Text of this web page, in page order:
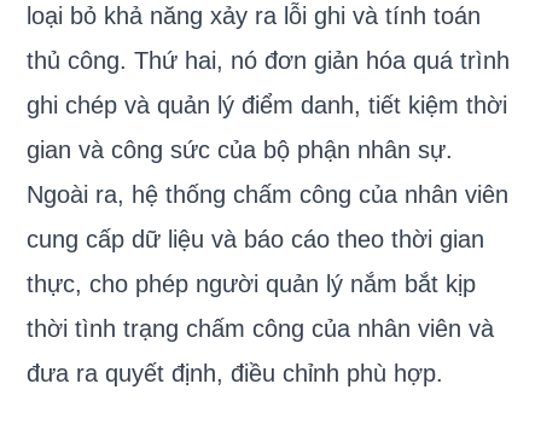
loại bỏ khả năng xảy ra lỗi ghi và tính toán
thủ công. Thứ hai, nó đơn giản hóa quá trình
ghi chép và quản lý điểm danh, tiết kiệm thời
gian và công sức của bộ phận nhân sự.
Ngoài ra, hệ thống chấm công của nhân viên
cung cấp dữ liệu và báo cáo theo thời gian
thực, cho phép người quản lý nắm bắt kịp
thời tình trạng chấm công của nhân viên và
đưa ra quyết định, điều chỉnh phù hợp.